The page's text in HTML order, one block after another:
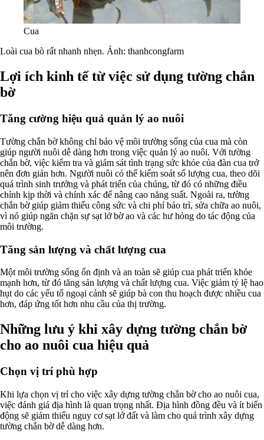
Cua
Loài cua bò rất nhanh nhẹn. Ảnh: thanhcongfarm
Lợi ích kinh tế từ việc sử dụng tường chắn
bờ
Tăng cường hiệu quả quản lý ao nuôi
Tường chắn bờ không chỉ bảo vệ môi trường sống của cua mà còn
giúp người nuôi dễ dàng hơn trong việc quản lý ao nuôi. Với tường
chắn bờ, việc kiểm tra và giám sát tình trạng sức khỏe của đàn cua trở
nên đơn giản hơn. Người nuôi có thể kiểm soát số lượng cua, theo dõi
quá trình sinh trưởng và phát triển của chúng, từ đó có những điều
chỉnh kịp thời và chính xác để nâng cao năng suất. Ngoài ra, tường
chắn bờ giúp giảm thiểu công sức và chi phí bảo trì, sửa chữa ao nuôi,
vì nó giúp ngăn chặn sự sạt lở bờ ao và các hư hỏng do tác động của
môi trường.
Tăng sản lượng và chất lượng cua
Một môi trường sống ổn định và an toàn sẽ giúp cua phát triển khỏe
mạnh hơn, từ đó tăng sản lượng và chất lượng cua. Việc giảm tỷ lệ hao
hụt do các yếu tố ngoại cảnh sẽ giúp bà con thu hoạch được nhiều cua
hơn, đáp ứng tốt hơn nhu cầu của thị trường.
Những lưu ý khi xây dựng tường chắn bờ
cho ao nuôi cua hiệu quả
Chọn vị trí phù hợp
Khi lựa chọn vị trí cho việc xây dựng tường chắn bờ cho ao nuôi cua,
việc đánh giá địa hình là quan trọng nhất. Địa hình đồng đều và ít biến
động sẽ giảm thiểu nguy cơ sạt lở đất và làm cho quá trình xây dựng
tường chắn bờ dễ dàng hơn.